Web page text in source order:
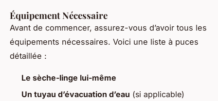
Équipement Nécessaire
Avant de commencer, assurez-vous d’avoir tous les
équipements nécessaires. Voici une liste à puces
détaillée :
Le sèche-linge lui-même
Un tuyau d’évacuation d’eau (si applicable)